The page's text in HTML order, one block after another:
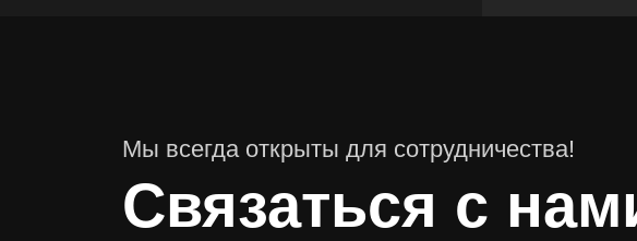
Поставка
Мы всегда открыты для сотрудничества!
Связаться с